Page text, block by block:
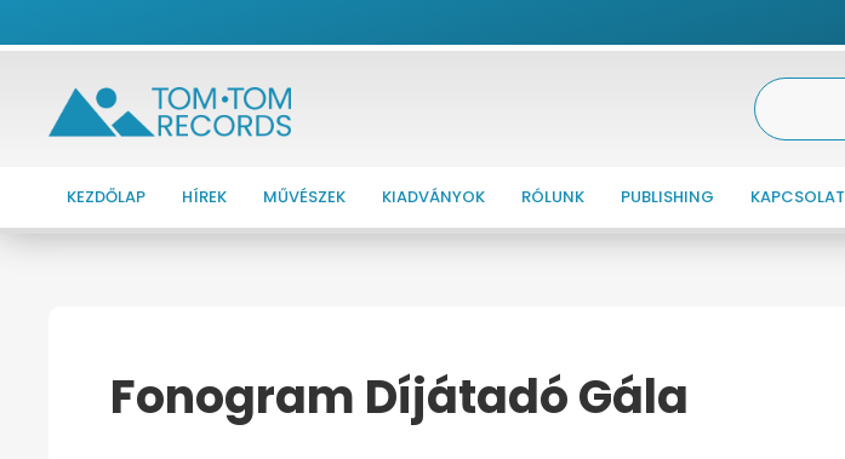
KEZDŐLAP HÍREK MŰVÉSZEK KIADVÁNYOK RÓLUNK PUBLISHING KAPCSOLAT
Fonogram Díjátadó Gála